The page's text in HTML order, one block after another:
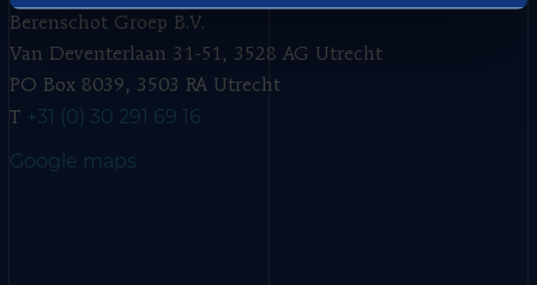
Berenschot Groep B.V.
Van Deventerlaan 31-51, 3528 AG Utrecht
PO Box 8039, 3503 RA Utrecht
T +31 (0) 30 291 69 16
Google maps